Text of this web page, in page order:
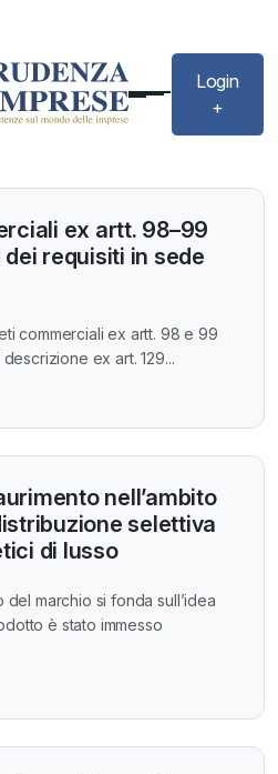
Login
+
ex artt. 98–99
requisiti in sede
commerciali ex artt. 98 e 99
ex art. 129...
nell’ambito
selettiva
di lusso
marchio si fonda sull’idea
è stato immesso